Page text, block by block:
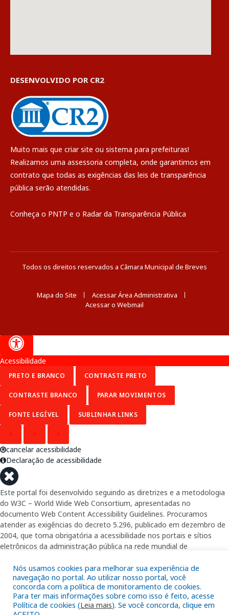
DESENVOLVIDO POR CR2
Muito mais que criar site ou sistema para prefeituras!
Realizamos uma assessoria completa, onde garantimos em
contrato que todas as exigências das leis de transparência
pública serão atendidas.
Conheça o PNTP e o Radar da Transparência Pública
Todos os direitos reservados a Câmara Municipal de Breves
Mapa do Site
Acessar Área Administrativa
Acessar o Webmail
Nós usamos cookies para melhorar sua experiência de
navegação no portal. Ao utilizar nosso portal, você
concorda com a política de monitoramento de cookies.
Para ter mais informações sobre como isso é feito, acesse
Política de cookies (Leia mais). Se você concorda, clique em
Acessibilidade
PRETO E BRANCO CONTRASTE PRETO
CONTRASTE BRANCO PARAR MOVIMENTOS
FONTE LEGÍVEL SUBLINHAR LINKS
cancelar acessibilidade
Declaração de acessibilidade
Este portal foi desenvolvido seguindo as diretrizes e a metodologia
do W3C – World Wide Web Consortium, apresentadas no
documento Web Content Accessibility Guidelines. Procuramos
atender as exigências do decreto 5.296, publicado em dezembro de
2004, que torna obrigatória a acessibilidade nos portais e sítios
eletrônicos da administração pública na rede mundial de
garantindo-lhes o pleno acesso aos conteúdos disponíveis.
Além de validações automáticas, foram realizados testes em
diversos navegadores e através do utilitário de acesso a Internet do
DOSVOX, sistema operacional destinado deficientes visuais.